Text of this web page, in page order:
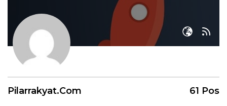
Pilarrakyat.com 61 Pos